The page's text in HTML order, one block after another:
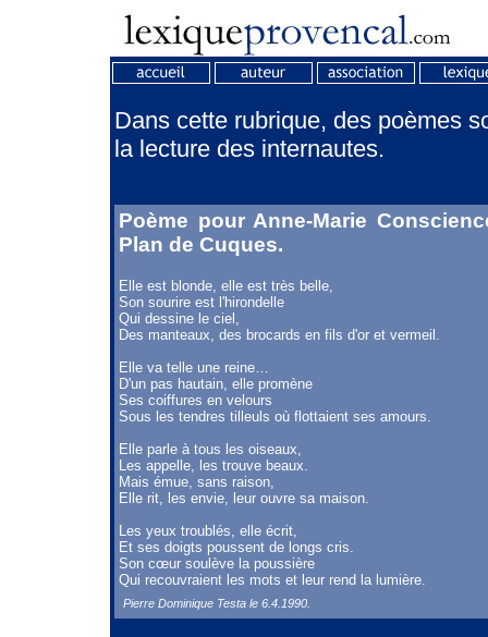
Dans cette rubrique, des poèmes
la lecture des internautes.
Poème pour Anne-Marie
Plan de Cuques.
Elle est blonde, elle est très belle,
Son sourire est l'hirondelle
Qui dessine le ciel,
Des manteaux, des brocards en fils d'or et vermeil.
Elle va telle une reine…
D'un pas hautain, elle promène
Ses coiffures en velours
Sous les tendres tilleuls où flottaient ses amours.
Elle parle à tous les oiseaux,
Les appelle, les trouve beaux.
Mais émue, sans raison,
Elle rit, les envie, leur ouvre sa maison.
Les yeux troublés, elle écrit,
Et ses doigts poussent de longs cris.
Son cœur soulève la poussière
Qui recouvraient les mots et leur rend la lumière.
Pierre Dominique Testa le 6.4.1990.